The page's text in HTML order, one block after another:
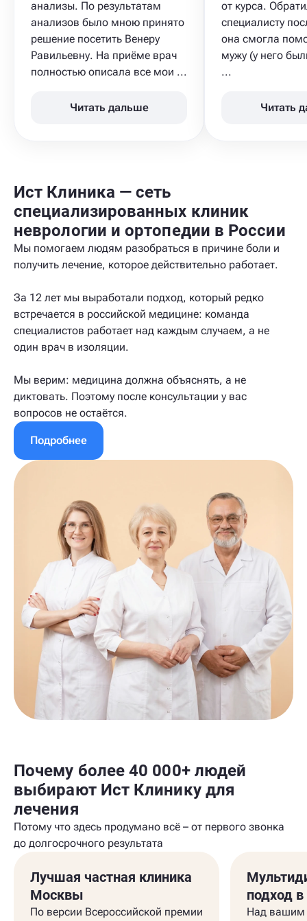
анализы. По результатам
анализов было мною принято
решение посетить Венеру
Равильевну. На приёме врач
полностью описала все мои ...
Читать дальше
от курса.
специалисту
она смогла
мужу (у него
...
Читать
Ист Клиника — сеть
специализированных клиник
неврологии и ортопедии в России
Мы помогаем людям разобраться в причине боли и
получить лечение, которое действительно работает.
За 12 лет мы выработали подход, который редко
встречается в российской медицине: команда
специалистов работает над каждым случаем, а не
один врач в изоляции.
Мы верим: медицина должна объяснять, а не
диктовать. Поэтому после консультации у вас
вопросов не остаётся.
Подробнее
Почему более 40 000+ людей
выбирают Ист Клинику для
лечения
Потому что здесь продумано всё – от первого звонка
до долгосрочного результата
Лучшая частная клиника
Москвы
По версии Всероссийской премии
подход
Над вашим